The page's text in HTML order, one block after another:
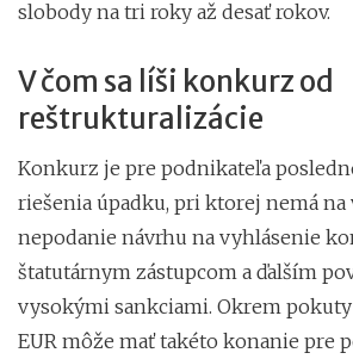
slobody na tri roky až desať rokov.
V čom sa líši konkurz od
reštrukturalizácie
Konkurz je pre podnikateľa
riešenia úpadku, pri ktorej nemá na
nepodanie návrhu na vyhlásenie
štatutárnym zástupcom a ďalším
vysokými sankciami. Okrem
EUR môže mať takéto konanie pre